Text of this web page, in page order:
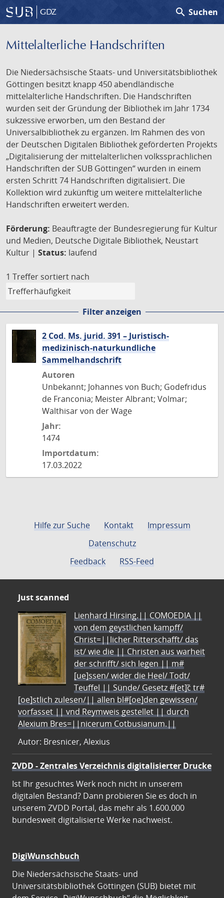
GDZ search Suchen
Mittelalterliche Handschriften
Die Niedersächsische Staats- und Universitätsbibliothek
Göttingen besitzt knapp 450 abendländische
mittelalterliche Handschriften. Die Handschriften
wurden seit der Gründung der Bibliothek im Jahr 1734
sukzessive erworben, um den Bestand der
Universalbibliothek zu ergänzen. Im Rahmen des von
der Deutschen Digitalen Bibliothek geförderten Projekts
„Digitalisierung der mittelalterlichen volkssprachlichen
Handschriften der SUB Göttingen“ wurden in einem
ersten Schritt 74 Handschriften digitalisiert. Die
Kollektion wird zukünftig um weitere mittelalterliche
Handschriften erweitert werden.
Förderung: Beauftragte der Bundesregierung für Kultur
und Medien, Deutsche Digitale Bibliothek, Neustart
Kultur | Status: laufend
1 Treffer sortiert nach
Filter anzeigen
2 Cod. Ms. jurid. 391 – Juristisch-
medizinisch-naturkundliche
Sammelhandschrift
Autoren
Unbekannt; Johannes von Buch; Godefridus
de Franconia; Meister Albrant; Volmar;
Walthisar von der Wage
Jahr:
1474
Importdatum:
17.03.2022
Hilfe zur Suche Kontakt
Impressum
Datenschutz
Feedback
RSS-Feed
Just scanned
Lienhard Hirsing.|| COMOEDIA ||
von dem geystlichen kampff/
Christ=||licher Ritterschafft/ das
ist/ wie die || Christen aus warheit
der schrifft/ sich legen || m#
[ue]ssen/ wider die Heel/ Todt/
Teuffel || Sünde/ Gesetz #[et]c̃ tr#
[oe]stlich zulesen/|| allen bl#[oe]den gewissen/
vorfasset || vnd Reymweis gestellet || durch
Alexium Bres=||nicerum Cotbusianum.||
Autor: Bresnicer, Alexius
ZVDD - Zentrales Verzeichnis digitalisierter Drucke
Ist Ihr gesuchtes Werk noch nicht in unserem
digitalen Bestand? Dann probieren Sie es doch in
unserem ZVDD Portal, das mehr als 1.600.000
bundesweit digitalisierte Werke nachweist.
DigiWunschbuch
Die Niedersächsische Staats- und
Universitätsbibliothek Göttingen (SUB) bietet mit